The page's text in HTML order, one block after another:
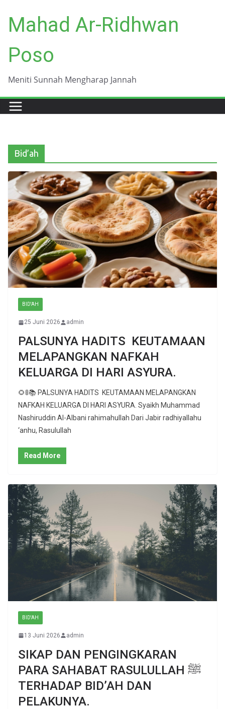
content
Mahad Ar-Ridhwan
Poso
Meniti Sunnah Mengharap Jannah
Bid’ah
BID'AH
25 Juni 2026 admin
PALSUNYA HADITS KEUTAMAAN
MELAPANGKAN NAFKAH
KELUARGA DI HARI ASYURA.
🌻🚦📚 PALSUNYA HADITS KEUTAMAAN MELAPANGKAN
NAFKAH KELUARGA DI HARI ASYURA. Syaikh Muhammad
Nashiruddin Al-Albani rahimahullah Dari Jabir radhiyallahu
‘anhu, Rasulullah
Read More
BID'AH
13 Juni 2026 admin
SIKAP DAN PENGINGKARAN
PARA SAHABAT RASULULLAH ﷺ
TERHADAP BID’AH DAN
PELAKUNYA.